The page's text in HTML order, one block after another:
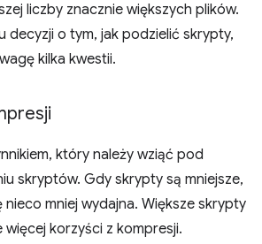
liczby znacznie większych plików.
decyzji o tym, jak podzielić skrypty,
kilka kwestii.
który należy wziąć pod
skryptów. Gdy skrypty są mniejsze,
nieco mniej wydajna. Większe skrypty
korzyści z kompresji.